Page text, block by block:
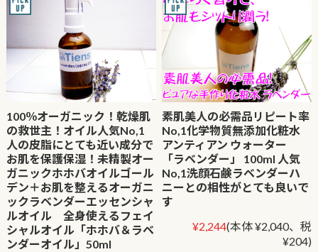
100％オーガニック！乾燥肌
の救世主！オイル人気No,1
人の皮脂にとても近い成分で
お肌を保護保湿！未精製オー
ガニックホホバオイルゴール
デン＋お肌を整えるオーガニ
ックラベンダーエッセンシャ
ルオイル 全身使えるフェイ
シャルオイル「ホホバ＆ラベ
ンダーオイル」50ml
素肌美人の必需品リピート率
No,1化学物質無添加化粧水
アンティアン ウォーター
「ラベンダー」 100ml 人気
No,1洗顔石鹸ラベンダーハ
ニーとの相性がとても良いで
す
¥2,244(本体 ¥2,040、税
¥204)